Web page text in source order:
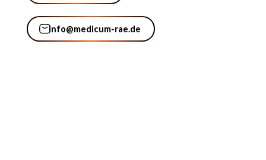
info@medicum-rae.de
info@medicum-rae.de